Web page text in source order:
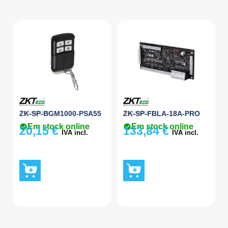
Acessórios
ZK-SP-BGM1000-PSA55
Em stock online
20,15€ IVA incl.
Acessórios
ZK-SP-FBLA-18A-PRO
Em stock online
133,84€ IVA incl.